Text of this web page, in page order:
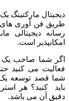
دیجیتال مارکتینگ
طریق فن آوری های
رسانه دیجیتالی
امکانپذیر است.
اگر شما صاحب یک
فعالیت می کنید
شما قصد توسعه یک
باید کنید؟ هر
دقیق آن می باشد.